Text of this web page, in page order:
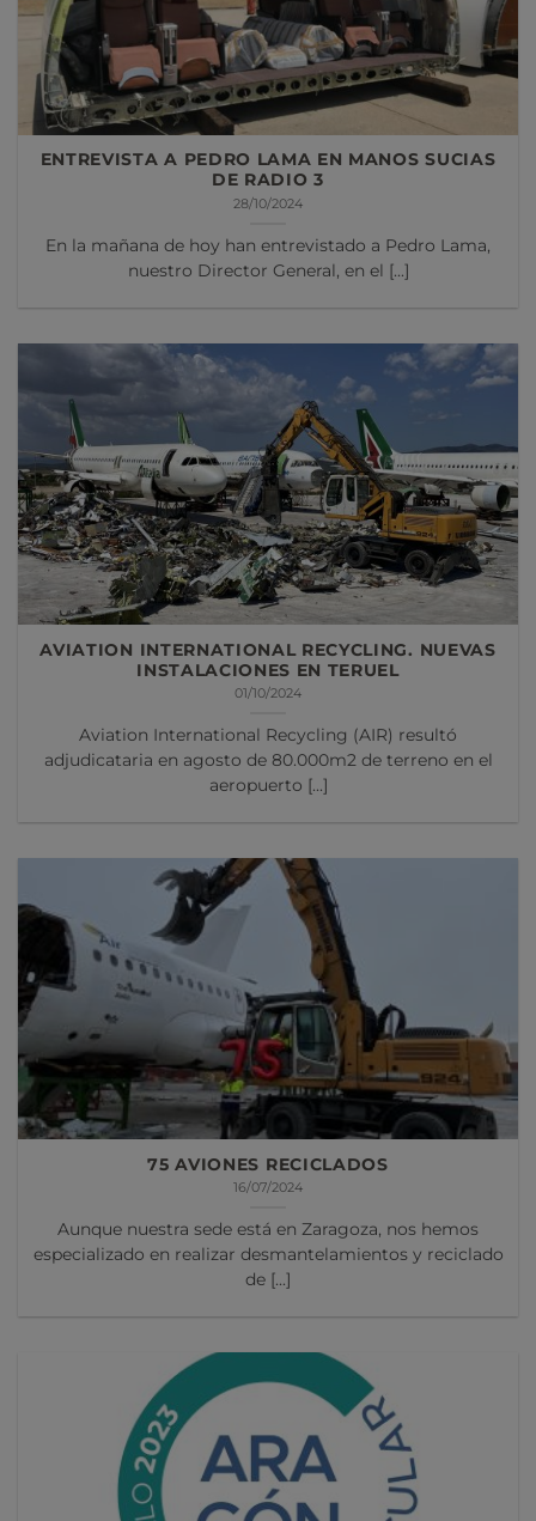
ENTREVISTA A PEDRO LAMA EN MANOS SUCIAS
DE RADIO 3
28/10/2024
En la mañana de hoy han entrevistado a Pedro Lama,
nuestro Director General, en el [...]
AVIATION INTERNATIONAL RECYCLING. NUEVAS
INSTALACIONES EN TERUEL
01/10/2024
Aviation International Recycling (AIR) resultó
adjudicataria en agosto de 80.000m2 de terreno en el
aeropuerto [...]
75 AVIONES RECICLADOS
16/07/2024
Aunque nuestra sede está en Zaragoza, nos hemos
especializado en realizar desmantelamientos y reciclado
de [...]